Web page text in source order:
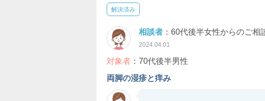
解決済み
相談者 ：60代後半女性からのご相
2024.04.01
対象者 ：70代後半男性
両脚の湿疹と痒み